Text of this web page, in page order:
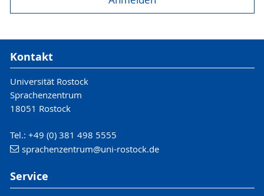
Kontakt
Universität Rostock
Sprachenzentrum
18051 Rostock
Tel.: +49 (0) 381 498 5555
sprachenzentrum@uni-rostock.de
Service